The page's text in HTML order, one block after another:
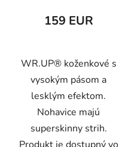
159 EUR
WR.UP® koženkové s
vysokým pásom a
lesklým efektom.
Nohavice majú
superskinny strih.